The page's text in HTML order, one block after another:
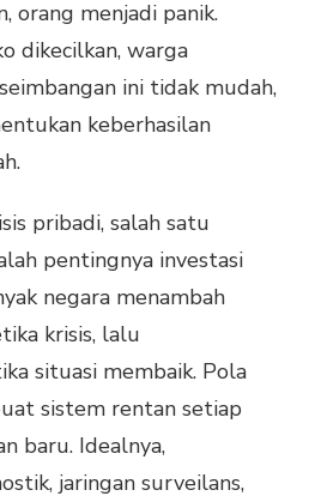
orang menjadi panik.
dikecilkan, warga
ini tidak mudah,
keberhasilan
pribadi, salah satu
pentingnya investasi
negara menambah
krisis, lalu
situasi membaik. Pola
sistem rentan setiap
baru. Idealnya,
jaringan surveilans,